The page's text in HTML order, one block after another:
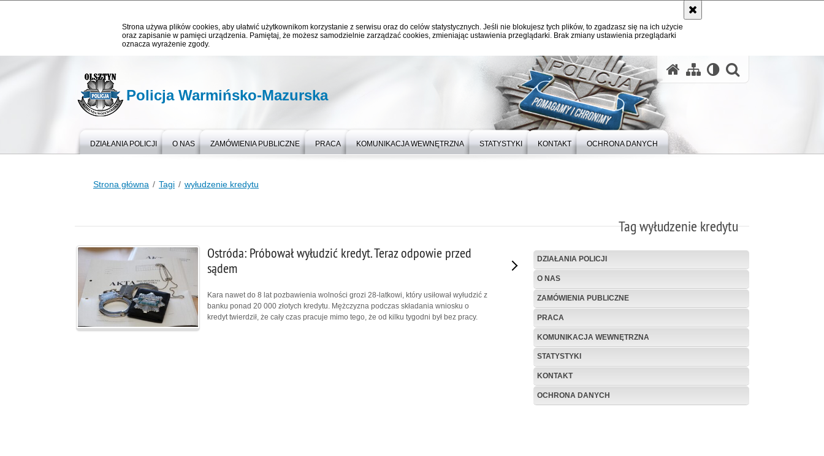
Strona używa plików cookies, aby ułatwić użytkownikom korzystanie z serwisu oraz do celów statystycznych. Jeśli nie blokujesz tych plików, to zgadzasz się na ich użycie
oraz zapisanie w pamięci urządzenia. Pamiętaj, że możesz samodzielnie zarządzać cookies, zmieniając ustawienia przeglądarki. Brak zmiany ustawienia przeglądarki
oznacza wyrażenie zgody.
Policja Warmińsko-Mazurska
DZIAŁANIA POLICJI O NAS ZAMÓWIENIA PUBLICZNE PRACA KOMUNIKACJA WEWNĘTRZNA STATYSTYKI KONTAKT OCHRONA DANYCH
Strona główna Tagi wyłudzenie kredytu
Tag wyłudzenie kredytu
DZIAŁANIA POLICJI
O NAS
ZAMÓWIENIA PUBLICZNE
PRACA
KOMUNIKACJA WEWNĘTRZNA
STATYSTYKI
KONTAKT
OCHRONA DANYCH
Ostróda: Próbował wyłudzić kredyt. Teraz odpowie przed
sądem
Kara nawet do 8 lat pozbawienia wolności grozi 28-latkowi, który usiłował wyłudzić z
banku ponad 20 000 złotych kredytu. Mężczyzna podczas składania wniosku o
kredyt twierdził, że cały czas pracuje mimo tego, że od kilku tygodni był bez pracy.